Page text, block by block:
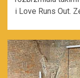
i Love Runs Out.